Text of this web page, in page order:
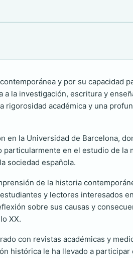
y por su capacidad
la investigación, escritura y
académica y una
en la Universidad de Barcelona,
en el estudio de la
sociedad española.
de la historia
y lectores interesados
sobre sus causas y
XX.
con revistas académicas y
histórica le ha llevado a participar